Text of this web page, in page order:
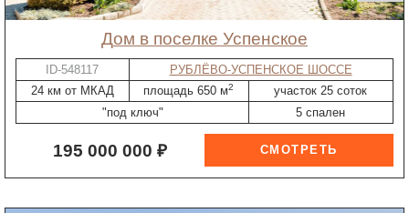
дом в поселке Успенское
ID-548117
РУБЛЁВО-УСПЕНСКОЕ ШОССЕ
24 км от МКАД
площадь 650 м2
участок 25 соток
"под ключ"
5 спален
195 000 000 ₽